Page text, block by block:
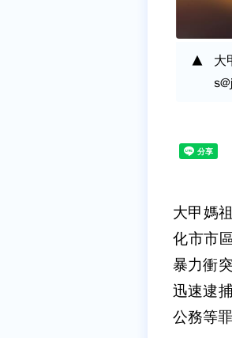
大
大甲媽
化市市
暴力衝
迅速逮
公務等